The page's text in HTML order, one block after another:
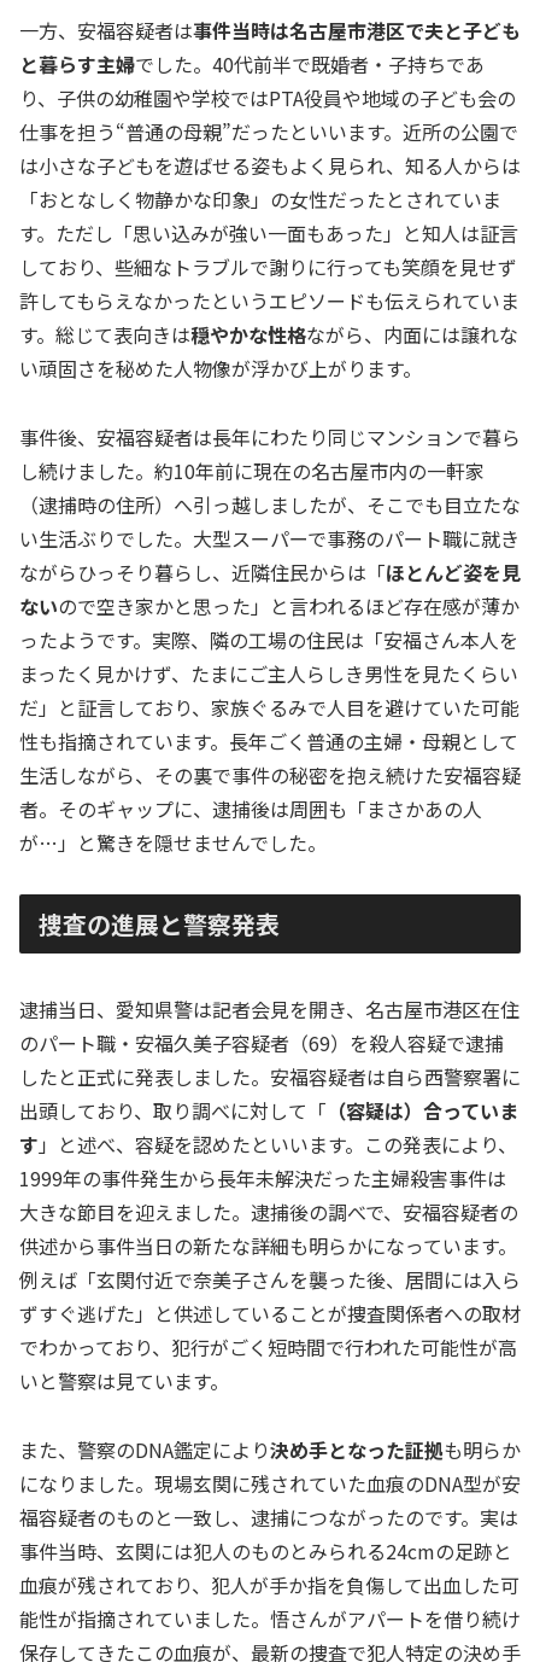
一方、安福容疑者は事件当時は名古屋市港区で夫と子ども
と暮らす主婦でした。40代前半で既婚者・子持ちであ
り、子供の幼稚園や学校ではPTA役員や地域の子ども会の
仕事を担う“普通の母親”だったといいます。近所の公園で
は小さな子どもを遊ばせる姿もよく見られ、知る人からは
「おとなしく物静かな印象」の女性だったとされていま
す。ただし「思い込みが強い一面もあった」と知人は証言
しており、些細なトラブルで謝りに行っても笑顔を見せず
許してもらえなかったというエピソードも伝えられていま
す。総じて表向きは穏やかな性格ながら、内面には譲れな
い頑固さを秘めた人物像が浮かび上がります。
事件後、安福容疑者は長年にわたり同じマンションで暮ら
し続けました。約10年前に現在の名古屋市内の一軒家
（逮捕時の住所）へ引っ越しましたが、そこでも目立たな
い生活ぶりでした。大型スーパーで事務のパート職に就き
ながらひっそり暮らし、近隣住民からは「ほとんど姿を見
ないので空き家かと思った」と言われるほど存在感が薄か
ったようです。実際、隣の工場の住民は「安福さん本人を
まったく見かけず、たまにご主人らしき男性を見たくらい
だ」と証言しており、家族ぐるみで人目を避けていた可能
性も指摘されています。長年ごく普通の主婦・母親として
生活しながら、その裏で事件の秘密を抱え続けた安福容疑
者。そのギャップに、逮捕後は周囲も「まさかあの人
が…」と驚きを隠せませんでした。
捜査の進展と警察発表
逮捕当日、愛知県警は記者会見を開き、名古屋市港区在住
のパート職・安福久美子容疑者（69）を殺人容疑で逮捕
したと正式に発表しました。安福容疑者は自ら西警察署に
出頭しており、取り調べに対して「 （容疑は）合っていま
す 」と述べ、容疑を認めたといいます。この発表により、
1999年の事件発生から長年未解決だった主婦殺害事件は
大きな節目を迎えました。逮捕後の調べで、安福容疑者の
供述から事件当日の新たな詳細も明らかになっています。
例えば「玄関付近で奈美子さんを襲った後、居間には入ら
ずすぐ逃げた」と供述していることが捜査関係者への取材
でわかっており、犯行がごく短時間で行われた可能性が高
いと警察は見ています。
また、警察のDNA鑑定により決め手となった証拠も明らか
になりました。現場玄関に残されていた血痕のDNA型が安
福容疑者のものと一致し、逮捕につながったのです。実は
事件当時、玄関には犯人のものとみられる24cmの足跡と
血痕が残されており、犯人が手か指を負傷して出血した可
能性が指摘されていました。悟さんがアパートを借り続け
保存してきたこの血痕が、最新の捜査で犯人特定の決め手